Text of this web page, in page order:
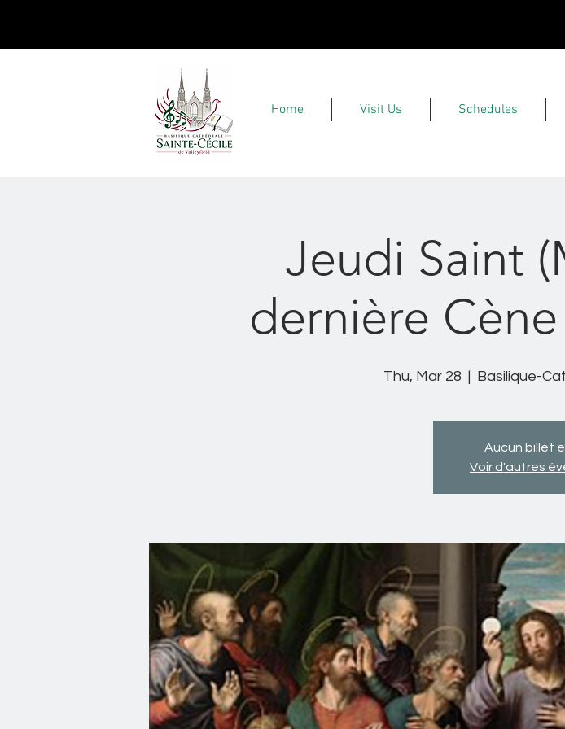
Home Visit Us Schedules
Jeudi Saint
dernière
Thu, Mar 28
  |
Basilique-
Aucun billet
Voir d'autres